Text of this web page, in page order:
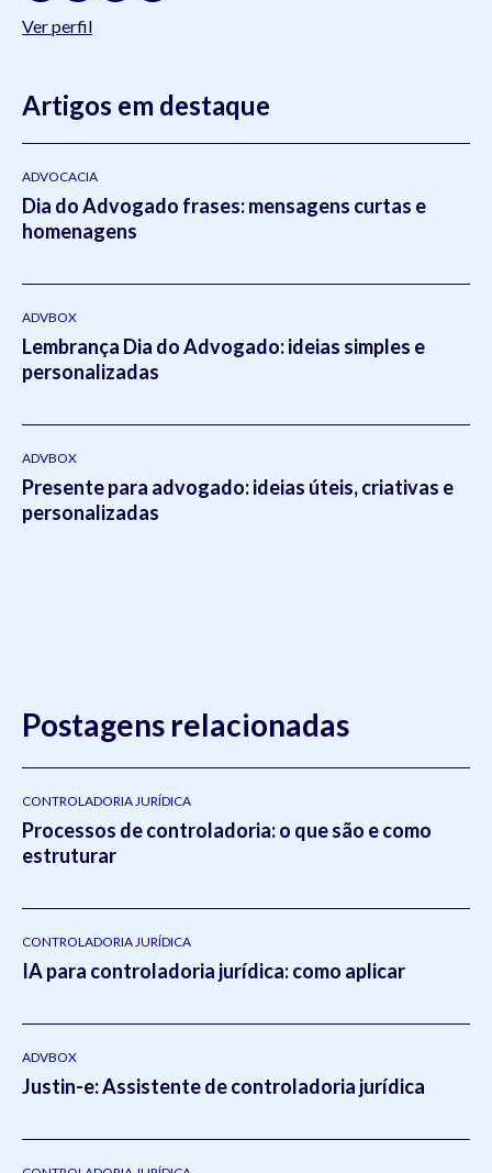
Ver perfil
Artigos em destaque
ADVOCACIA
Dia do Advogado frases: mensagens curtas e
homenagens
ADVBOX
Lembrança Dia do Advogado: ideias simples e
personalizadas
ADVBOX
Presente para advogado: ideias úteis, criativas e
personalizadas
Postagens relacionadas
CONTROLADORIA JURÍDICA
Processos de controladoria: o que são e como
estruturar
CONTROLADORIA JURÍDICA
IA para controladoria jurídica: como aplicar
ADVBOX
Justin-e: Assistente de controladoria jurídica